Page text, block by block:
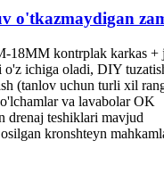
o'tkazmaydigan
18MM kontrplak karkas +
o'z ichiga oladi, DIY
(tanlov uchun turli xil
va lavabolar OK
drenaj teshiklari mavjud
kronshteyn